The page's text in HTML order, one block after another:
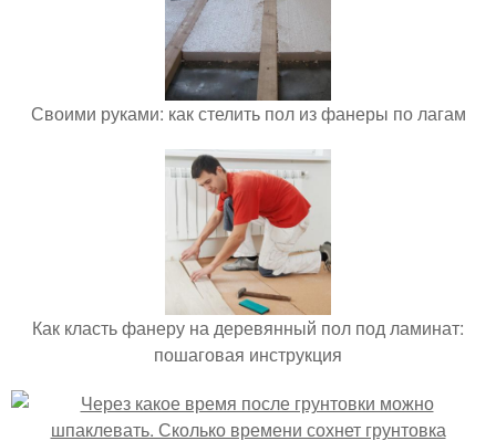
Своими руками: как стелить пол из фанеры по лагам
Как класть фанеру на деревянный пол под ламинат:
пошаговая инструкция